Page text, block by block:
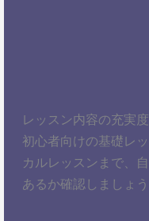
レッスン内容の充実度
初心者向けの基礎レ
カルレッスンまで、
あるか確認しましょう